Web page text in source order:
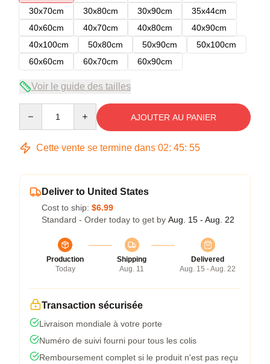
30x70cm
30x80cm 30x90cm
35x44cm
40x60cm
40x70cm 40x80cm
40x90cm
40x100cm
50x80cm 50x90cm
50x100cm
60x60cm
60x70cm 60x90cm
Voir le guide des tailles
AJOUTER AU PANIER
Cette vente se termine dans 02: 45: 54
Deliver to United States
Cost to ship: $6.99
Standard - Order today to get by Aug. 15 - Aug. 22
Production
Today
Shipping
Aug. 11
Delivered
Aug. 15 - Aug. 22
Transaction sécurisée
Livraison mondiale à votre porte
Numéro de suivi fourni pour tous les colis
Remboursement complet si le produit n'est pas reçu